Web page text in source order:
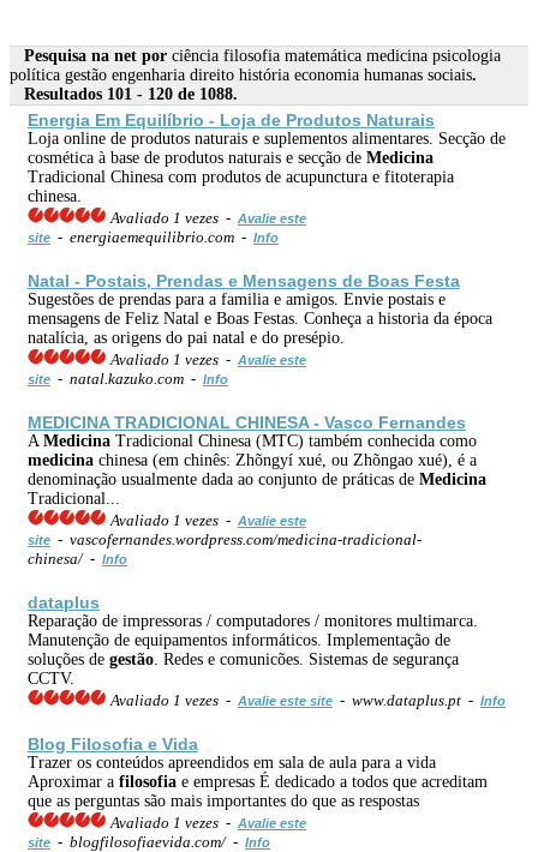
Pesquisa na net por ciência filosofia matemática medicina psicologia
política gestão engenharia direito história economia humanas sociais.
Resultados 101 - 120 de 1088.
Energia Em Equilíbrio - Loja de Produtos Naturais
Loja online de produtos naturais e suplementos alimentares. Secção de
cosmética à base de produtos naturais e secção de Medicina
Tradicional Chinesa com produtos de acupunctura e fitoterapia
chinesa.
Avaliado 1 vezes - Avalie este
site - energiaemequilibrio.com - Info
Natal - Postais, Prendas e Mensagens de Boas Festa
Sugestões de prendas para a familia e amigos. Envie postais e
mensagens de Feliz Natal e Boas Festas. Conheça a historia da época
natalícia, as origens do pai natal e do presépio.
Avaliado 1 vezes - Avalie este
site - natal.kazuko.com - Info
MEDICINATRADICIONAL CHINESA - Vasco Fernandes
A Medicina Tradicional Chinesa (MTC) também conhecida como
medicina chinesa (em chinês: Zhõngyí xué, ou Zhõngao xué), é a
denominação usualmente dada ao conjunto de práticas de Medicina
Tradicional...
Avaliado 1 vezes - Avalie este
site - vascofernandes.wordpress.com/medicina-tradicional-
chinesa/ - Info
dataplus
Reparação de impressoras / computadores / monitores multimarca.
Manutenção de equipamentos informáticos. Implementação de
soluções de gestão . Redes e comunicões. Sistemas de segurança
CCTV.
Avaliado 1 vezes - Avalie este site - www.dataplus.pt - Info
Blog Filosofia e Vida
Trazer os conteúdos apreendidos em sala de aula para a vida
Aproximar a filosofia e empresas É dedicado a todos que acreditam
que as perguntas são mais importantes do que as respostas
Avaliado 1 vezes - Avalie este
site - blogfilosofiaevida.com/ - Info